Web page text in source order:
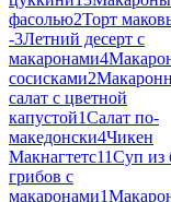
фасолью2Торт
-3Летний десерт с
макаронами4
сосисками2
салат с цветной
капустой1Салат по-
македонски4Чикен
Макнагтетс11Суп из
грибов с
макаронами1